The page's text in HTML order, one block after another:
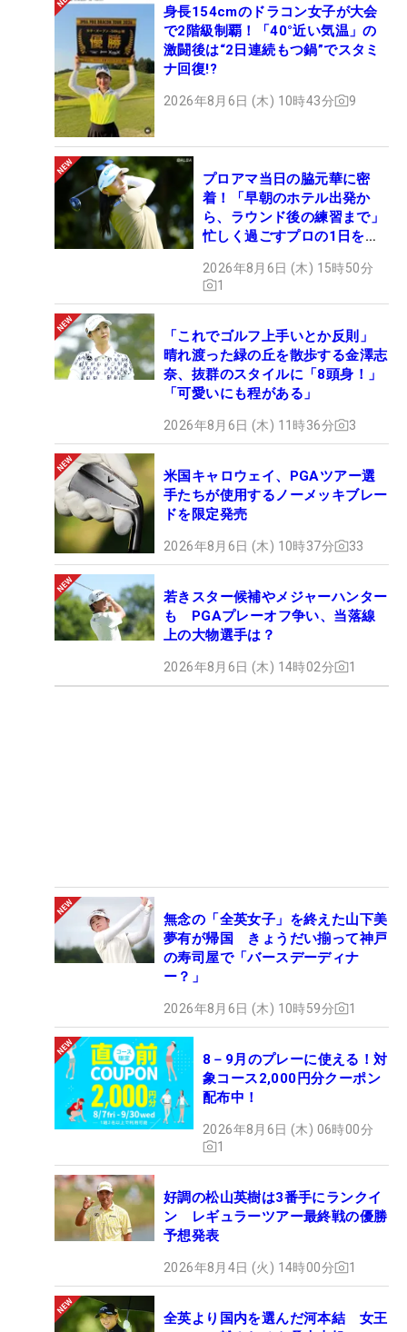
身長154cmのドラコン女子が大会
で2階級制覇！「40°近い気温」の
激闘後は“2日連続もつ鍋”でスタミ
ナ回復!?
2026年8月6日 (木) 10時43分 9
プロアマ当日の脇元華に密
着！「早朝のホテル出発か
ら、ラウンド後の練習まで」
忙しく過ごすプロの1日を公
2026年8月6日 (木) 15時50分
1
「これでゴルフ上手いとか反則」
晴れ渡った緑の丘を散歩する金澤志
奈、抜群のスタイルに「8頭身！」
「可愛いにも程がある」
2026年8月6日 (木) 11時36分 3
米国キャロウェイ、PGAツアー選
手たちが使用するノーメッキブレー
ドを限定発売
2026年8月6日 (木) 10時37分 33
若きスター候補やメジャーハンター
も PGAプレーオフ争い、当落線
上の大物選手は？
2026年8月6日 (木) 14時02分 1
無念の「全英女子」を終えた山下美
夢有が帰国 きょうだい揃って神戸
の寿司屋で「バースデーディナ
ー？」
2026年8月6日 (木) 10時59分 1
8－9月のプレーに使える！対
象コース2,000円分クーポン
配布中！
2026年8月6日 (木) 06時00分
1
好調の松山英樹は3番手にランクイ
ン レギュラーツアー最終戦の優勝
予想発表
2026年8月4日 (火) 14時00分 1
全英より国内を選んだ河本結 女王